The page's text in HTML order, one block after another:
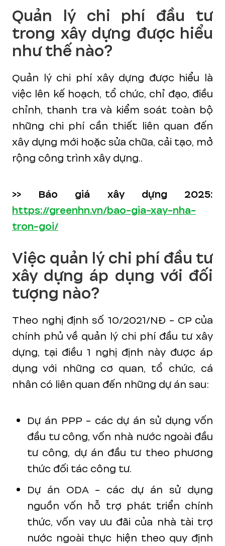
Quản lý chi phí đầu tư
trong xây dựng được hiểu
như thế nào?
Quản lý chi phí xây dựng được hiểu là
việc lên kế hoạch, tổ chức, chỉ đạo, điều
chỉnh, thanh tra và kiểm soát toàn bộ
những chi phí cần thiết liên quan đến
xây dựng mới hoặc sửa chữa, cải tạo, mở
rộng công trình xây dựng..
>> Báo giá xây dựng 2025:
https://greenhn.vn/bao-gia-xay-nha-
tron-goi/
Việc quản lý chi phí đầu tư
xây dựng áp dụng với đối
tượng nào?
Theo nghị định số 10/2021/NĐ - CP của
chính phủ về quản lý chi phí đầu tư xây
dựng, tại điều 1 nghị định này được áp
dụng với những cơ quan, tổ chức, cá
nhân có liên quan đến những dự án sau:
Dự án PPP - các dự án sử dụng vốn
đầu tư công, vốn nhà nước ngoài đầu
tư công, dự án đầu tư theo phương
thức đối tác công tư.
Dự án ODA - các dự án sử dụng
nguồn vốn hỗ trợ phát triển chính
thức, vốn vay ưu đãi của nhà tài trợ
nước ngoài thực hiện theo quy định